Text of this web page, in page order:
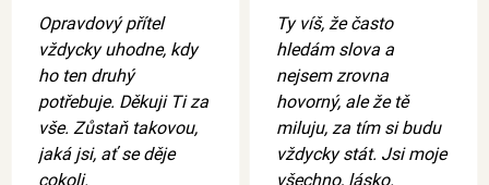
Opravdový přítel
vždycky uhodne, kdy
ho ten druhý
potřebuje. Děkuji Ti za
vše. Zůstaň takovou,
jaká jsi, ať se děje
cokoli.
Ty víš, že často
hledám slova a
nejsem zrovna
hovorný, ale že tě
miluju, za tím si budu
vždycky stát. Jsi moje
všechno, lásko.